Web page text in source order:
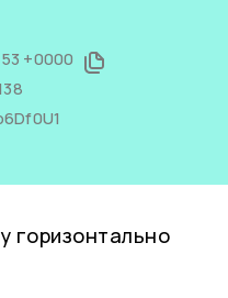
+0000
горизонтально